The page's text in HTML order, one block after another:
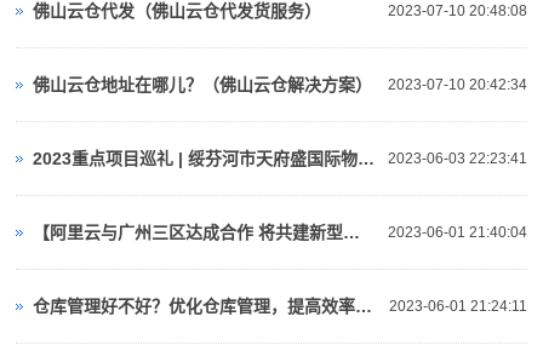
2023-07-10 20:48:08
佛山云仓代发（佛山云仓代发货服务）
2023-07-10 20:42:34
佛山云仓地址在哪儿？（佛山云仓解决方案）
2023-06-03 22:23:41
2023重点项目巡礼 | 绥芬河市天府盛国际物流产业园：对俄“云仓平台”
2023-06-01 21:40:04
【阿里云与广州三区达成合作 将共建新型算力基础设施、人工智能等】视频介绍
2023-06-01 21:24:11
仓库管理好不好？优化仓库管理，提高效率与准确性！